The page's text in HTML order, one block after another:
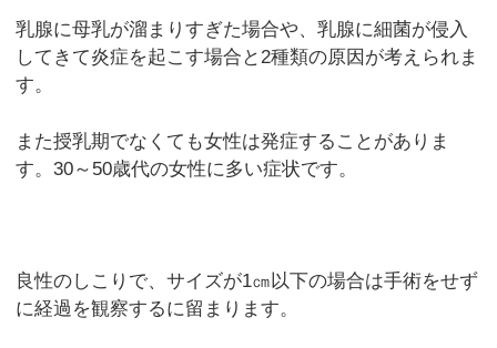
乳腺に母乳が溜まりすぎた場合や、乳腺に細菌が侵入
してきて炎症を起こす場合と2種類の原因が考えられま
す。
また授乳期でなくても女性は発症することがありま
す。30～50歳代の女性に多い症状です。
良性のしこりで、サイズが1㎝以下の場合は手術をせず
に経過を観察するに留まります。